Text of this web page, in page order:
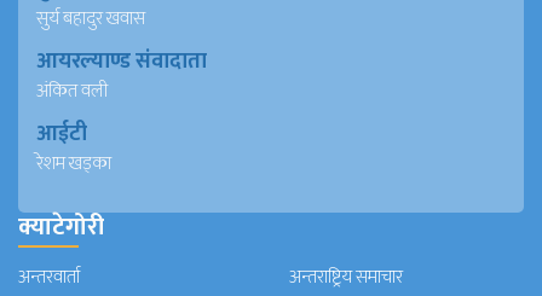
सुर्य बहादुर खवास
आयरल्याण्ड संवादाता
अंकित वली
आईटी
रेशम खड्का
क्याटेगोरी
अन्तरवार्ता
अन्तराष्ट्रिय समाचार